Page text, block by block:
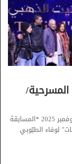
قرطاج المسرحية/
– جوائز الدّورة 26 لأيام قرطاج المسرحية/ نوفمبر 2025 *المسابقة
لوفاء الطبّوبي